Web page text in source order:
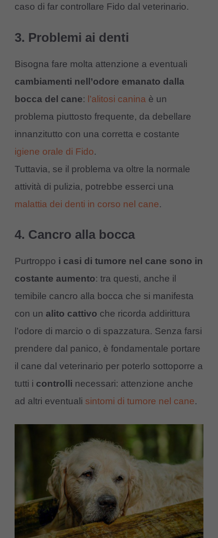
caso di far controllare Fido dal veterinario.
3. Problemi ai denti
Bisogna fare molta attenzione a eventuali
cambiamenti nell’odore emanato dalla
bocca del cane: l’alitosi canina è un
problema piuttosto frequente, da debellare
innanzitutto con una corretta e costante
igiene orale di Fido.
Tuttavia, se il problema va oltre la normale
attività di pulizia, potrebbe esserci una
malattia dei denti in corso nel cane.
4. Cancro alla bocca
Purtroppo i casi di tumore nel cane sono in
costante aumento: tra questi, anche il
temibile cancro alla bocca che si manifesta
con un alito cattivo che ricorda addirittura
l’odore di marcio o di spazzatura. Senza farsi
prendere dal panico, è fondamentale portare
il cane dal veterinario per poterlo sottoporre a
tutti i controlli necessari: attenzione anche
ad altri eventuali sintomi di tumore nel cane.